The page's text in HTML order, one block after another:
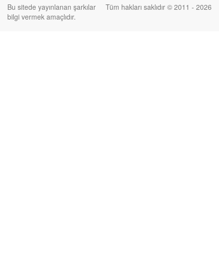
Tüm hakları saklıdır © 2011 - 2026
Bu sitede yayınlanan şarkılar
bilgi vermek amaçlıdır.